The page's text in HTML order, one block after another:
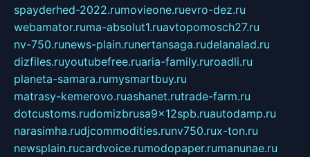
spayderhed-2022.rumovieone.ruevro-dez.ru
webamator.ruma-absolut1.ruavtopomosch27.ru
nv-750.runews-plain.runertansaga.rudelanalad.ru
dizfiles.ruyoutubefree.ruaria-family.ruroadli.ru
planeta-samara.rumysmartbuy.ru
matrasy-kemerovo.ruashanet.rutrade-farm.ru
dotcustoms.rudomizbrusa9x12spb.ruautodamp.ru
narasimha.rudjcommodities.runv750.rux-ton.ru
newsplain.rucardvoice.rumodopaper.rumanunae.ru